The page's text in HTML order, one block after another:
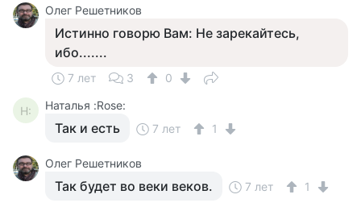
Олег Решетников
Истинно говорю Вам: Не зарекайтесь,
ибо.......
7 лет 3 0
Н: Наталья :Rose:
Так и есть 7 лет 1
Олег Решетников
Так будет во веки веков. 7 лет 1